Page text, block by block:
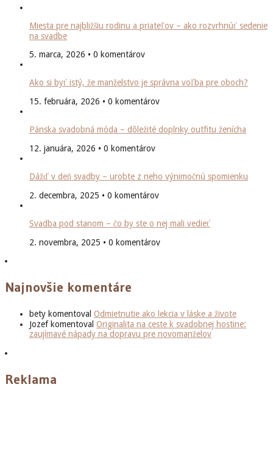
Miesta pre najbližšiu rodinu a priateľov – ako rozvrhnúť sedenie
na svadbe
5. marca, 2026 • 0 komentárov
Ako si byť istý, že manželstvo je správna voľba pre oboch?
15. februára, 2026 • 0 komentárov
Pánska svadobná móda – dôležité doplnky outfitu ženícha
12. januára, 2026 • 0 komentárov
Dážď v deň svadby – urobte z neho výnimočnú spomienku
2. decembra, 2025 • 0 komentárov
Svadba pod stanom – čo by ste o nej mali vedieť
2. novembra, 2025 • 0 komentárov
Najnovšie komentáre
bety komentoval Odmietnutie ako lekcia v láske a živote
Jozefkomentoval Originalita na ceste k svadobnej hostine:
zaujímavé nápady na dopravu pre novomanželov
Reklama